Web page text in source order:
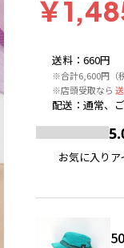
送料： 660円
※合計6,600円（
※店頭受取なら
配送 ： 通常、
お気に入り
￥